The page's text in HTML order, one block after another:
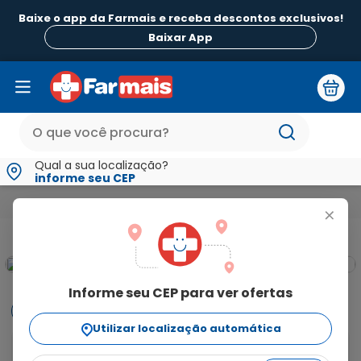
Baixe o app da Farmais e receba descontos exclusivos!
Baixar App
Qual a sua localização?
informe seu CEP
+
Informe seu CEP para ver ofertas
Utilizar localização automática
Azitromicina Di-
Informações
A azitromicina di-hidratada é indicado no tratamento